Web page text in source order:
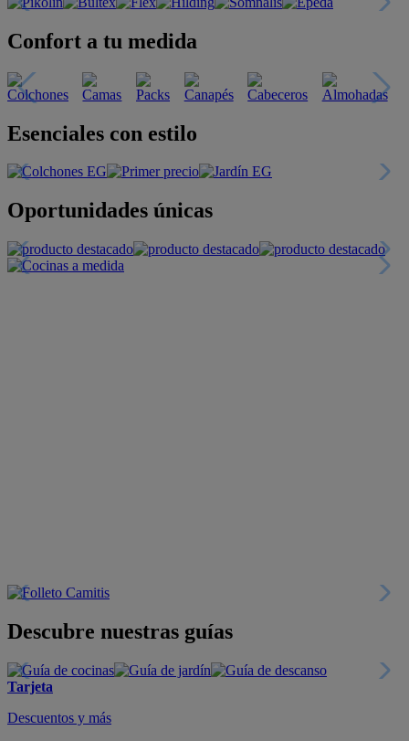
Confort a tu medida
Esenciales con estilo
Oportunidades únicas
Descubre nuestras guías
Tarjeta
Descuentos y más